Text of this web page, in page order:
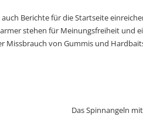
Berichte für die Startseite
stehen für Meinungsfreiheit und
Missbrauch von Gummis und
Das Spinnangeln